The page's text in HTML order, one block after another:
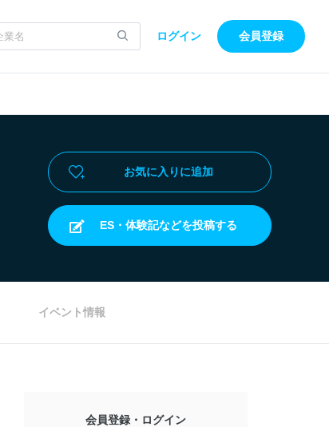
ログイン 会員登録
お気に入りに追加
ES・体験記などを投稿する
イベント情報
会員登録・ログイン